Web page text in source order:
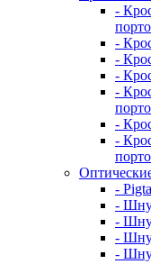
-
-
-
-
-
-
-
-
-
-
-
-